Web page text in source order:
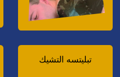
تبليتسه التشيك